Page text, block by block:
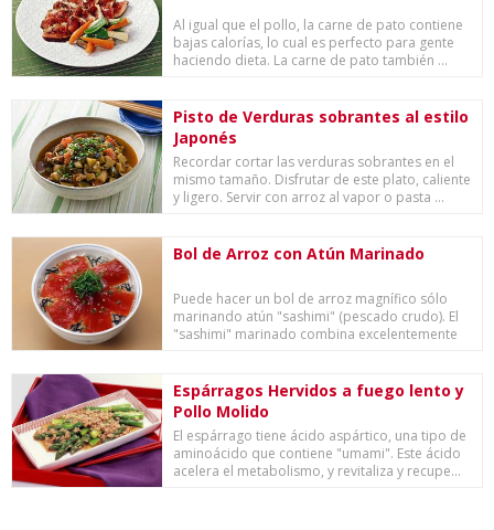
Al igual que el pollo, la carne de pato contiene
bajas calorías, lo cual es perfecto para gente
haciendo dieta. La carne de pato también ...
Pisto de Verduras sobrantes al estilo
Japonés
Recordar cortar las verduras sobrantes en el
mismo tamaño. Disfrutar de este plato, caliente
y ligero. Servir con arroz al vapor o pasta ...
Bol de Arroz con Atún Marinado
Puede hacer un bol de arroz magnífico sólo
marinando atún "sashimi" (pescado crudo). El
"sashimi" marinado combina excelentemente
Espárragos Hervidos a fuego lento y
Pollo Molido
El espárrago tiene ácido aspártico, una tipo de
aminoácido que contiene "umami". Este ácido
acelera el metabolismo, y revitaliza y recupe...